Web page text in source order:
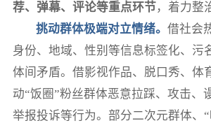
荐、弹幕、评论等重点环节，着力整
挑动群体极端对立情绪。借社会
身份、地域、性别等信息标签化、污
体间矛盾。借影视作品、脱口秀、体
动“饭圈”粉丝群体恶意拉踩、攻击、
举报投诉等行为。部分二次元群体、